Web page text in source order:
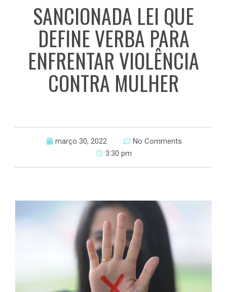
SANCIONADA LEI QUE
DEFINE VERBA PARA
ENFRENTAR VIOLÊNCIA
CONTRA MULHER
março 30, 2022
No Comments
3:30 pm